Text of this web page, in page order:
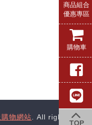
物網站. All rights
商品組合
優惠專區
購物車
TOP